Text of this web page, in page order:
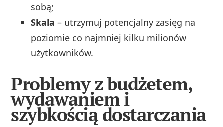
sobą;
Skala – utrzymuj potencjalny zasięg na
poziomie co najmniej kilku milionów
użytkowników.
Problemy z budżetem,
wydawaniem i
szybkością dostarczania